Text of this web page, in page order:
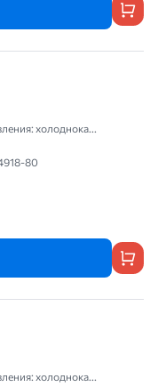
холоднока...
80
холоднока...